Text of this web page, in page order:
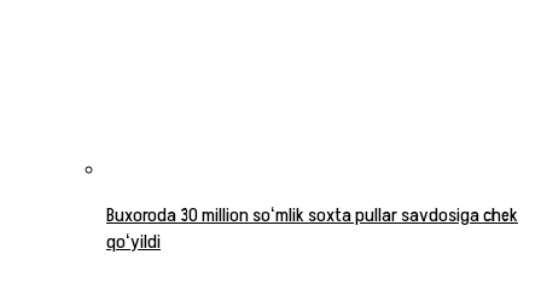
Buxoroda 30 million soʻmlik soxta pullar savdosiga chek
qoʻyildi